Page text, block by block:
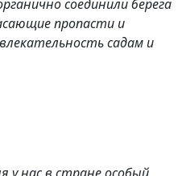
соединили берега
пропасти и
садам и